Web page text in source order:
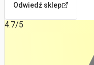
Odwiedź sklep
4.7/5